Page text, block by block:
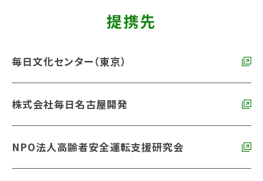
提携先
毎日文化センター（東京）
株式会社毎日名古屋開発
NPO法人高齢者安全運転支援研究会